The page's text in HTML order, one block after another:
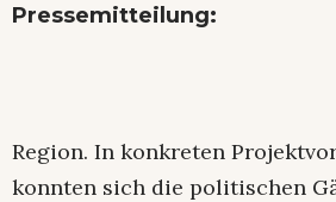
Pressemitteilung:
Region. In konkreten
konnten sich die politischen